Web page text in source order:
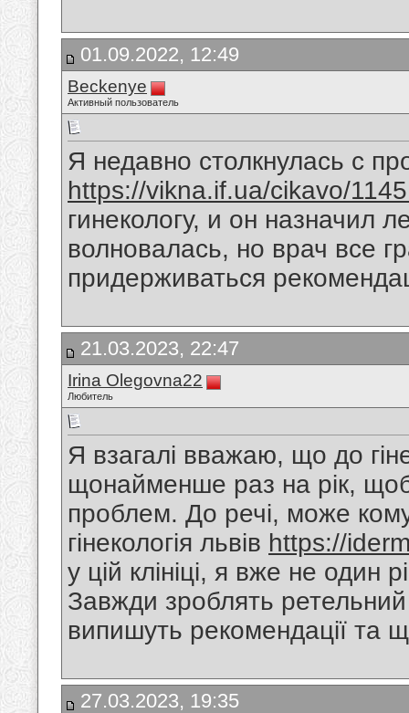
01.09.2022, 12:49
Beckenye
Активный пользователь
Я недавно столкнулась с
https://vikna.if.ua/cikavo/
гинекологу, и он назначил
волновалась, но врач все
придерживаться
21.03.2023, 22:47
Irina Olegovna22
Любитель
Я взагалі вважаю, що до
щонайменше раз на рік, щоб
проблем. До речі, може
гінекологія львів https://
у цій клініці, я вже не один
Завжди зроблять
випишуть рекомендації та
27.03.2023, 19:35